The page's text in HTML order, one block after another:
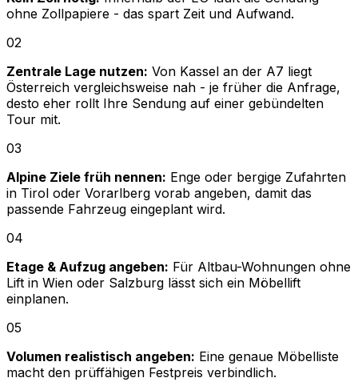
ohne Zollpapiere - das spart Zeit und Aufwand.
02
Zentrale Lage nutzen: Von Kassel an der A7 liegt
Österreich vergleichsweise nah - je früher die Anfrage,
desto eher rollt Ihre Sendung auf einer gebündelten
Tour mit.
03
Alpine Ziele früh nennen: Enge oder bergige Zufahrten
in Tirol oder Vorarlberg vorab angeben, damit das
passende Fahrzeug eingeplant wird.
04
Etage & Aufzug angeben: Für Altbau-Wohnungen ohne
Lift in Wien oder Salzburg lässt sich ein Möbellift
einplanen.
05
Volumen realistisch angeben: Eine genaue Möbelliste
macht den prüffähigen Festpreis verbindlich.